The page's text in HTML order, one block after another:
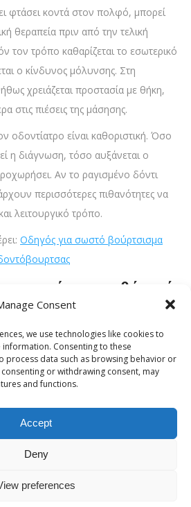
Consent
we use technologies like cookies to
Consenting to these
process data such as browsing behavior or
or withdrawing consent, may
and functions.
Accept
Deny
preferences
φτάσει κοντά στον πολφό, μπορεί
θεραπεία πριν από την τελική
τον τρόπο καθαρίζεται το εσωτερικό
ο κίνδυνος μόλυνσης. Στη
χρειάζεται προστασία με θήκη,
στις πιέσεις της μάσησης.
οδοντίατρο είναι καθοριστική. Όσο
η διάγνωση, τόσο αυξάνεται ο
Αν το ραγισμένο δόντι
περισσότερες πιθανότητες να
λειτουργικό τρόπο.
Οδηγός για σωστό βούρτσισμα
σφράγισμα, θήκη ή
δόντι εξαρτάται από το βάθος
Δεν χρειάζονται όλα τα
Γι’ αυτό, ο οδοντίατρος
δόντι ή αν έχει επηρεάσει το
και δεν έχει φτάσει βαθιά, μπορεί
ή μια συντηρητική αποκατάσταση με